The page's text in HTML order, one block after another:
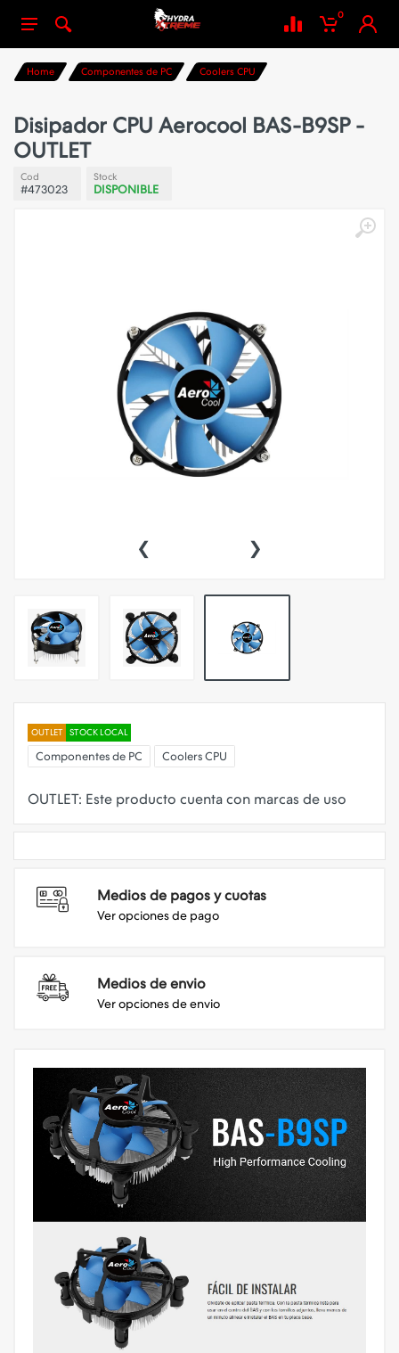
0
Home Componentes de PC Coolers CPU
Disipador CPU Aerocool BAS-B9SP -
OUTLET
Cod
#473023
Stock
DISPONIBLE
‹ ›
OUTLET STOCK LOCAL
Componentes de PC Coolers CPU
Medios de pagos y cuotas
Ver opciones de pago
Medios de envio
Ver opciones de envio